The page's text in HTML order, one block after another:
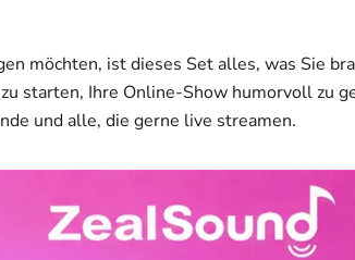
möchten, ist dieses Set alles, was Sie
starten, Ihre Online-Show humorvoll zu
und alle, die gerne live streamen.